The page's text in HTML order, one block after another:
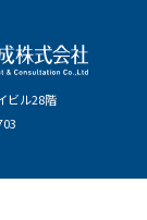
ビル28階